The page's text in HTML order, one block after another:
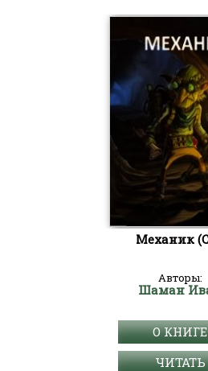
Механик
Авторы:
Шаман
О КНИГЕ
ЧИТАТЬ